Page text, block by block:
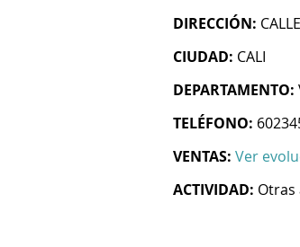
DIRECCIÓN:
CIUDAD: CALI
DEPARTAMENTO:
TELÉFONO:
VENTAS: Ver
ACTIVIDAD: Otras